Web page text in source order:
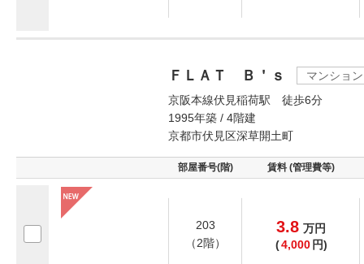
ＦＬＡＴ Ｂ＇ｓ
マンション
京阪本線伏見稲荷駅 徒歩6分
1995年築 / 4階建
京都市伏見区深草開土町
部屋番号(階) 賃料 (管理費等)
203
（2階）
3.8 万円
(4,000 円)